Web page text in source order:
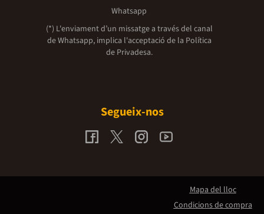
Whatsapp
(*) L'enviament d’un missatge a través del canal
de Whatsapp, implica l'acceptació de la Política
de Privadesa.
Segueix-nos
Mapa del lloc
Condicions de compra